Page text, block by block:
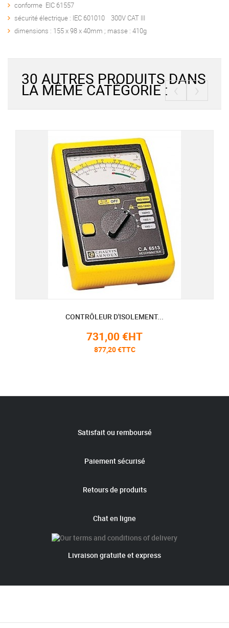
conforme EIC 61557
sécurité électrique : IEC 601010 300V CAT III
dimensions : 155 x 98 x 40mm ; masse : 410g
30 AUTRES PRODUITS DANS
LA MÊME CATÉGORIE :
CONTRÔLEUR D'ISOLEMENT...
731,00 €HT
877,20 €TTC
‹ ›
Satisfait ou remboursé
Paiement sécurisé
Retours de produits
Chat en ligne
Livraison gratuite et express